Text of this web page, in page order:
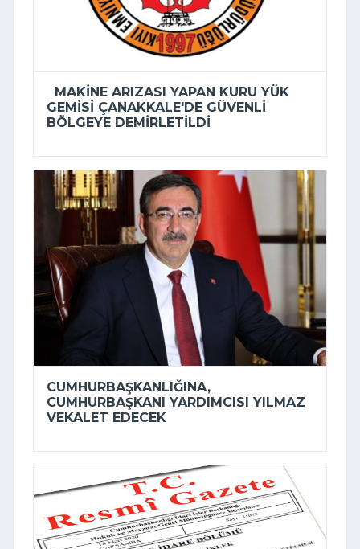
MAKINE ARIZASI YAPAN KURU YÜK
GEMISI ÇANAKKALE'DE GÜVENLI
BÖLGEYE DEMIRLETILDI
CUMHURBAŞKANLIĞINA,
CUMHURBAŞKANI YARDIMCISI YILMAZ
VEKALET EDECEK